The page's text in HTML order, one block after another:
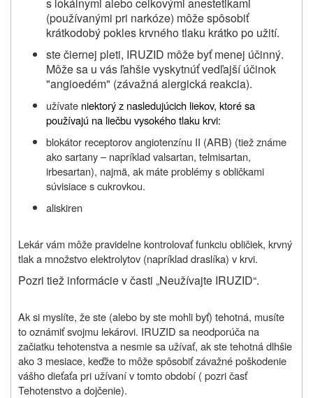
(používanými pri narkóze) môže spôsobiť
krátkodobý pokles krvného tlaku krátko po užití.
ste čiernej pleti, IRUZID môže byť menej účinný.
Môže sa u vás ľahšie vyskytnúť vedľajší účinok
"angioedém" (závažná alergická reakcia).
užívate niektorý z nasledujúcich liekov, ktoré sa
používajú na liečbu vysokého tlaku krvi:
blokátor receptorov angiotenzínu II (ARB) (tiež známe
ako sartany – napríklad valsartan, telmisartan,
irbesartan), najmä, ak máte problémy s obličkami
súvisiace s cukrovkou.
aliskiren
Lekár vám môže pravidelne kontrolovať funkciu obličiek, krvný
tlak a množstvo elektrolytov (napríklad draslíka) v krvi.
Pozri tiež informácie v časti „Neužívajte IRUZID“.
Ak si myslíte, že ste (alebo by ste mohli byť) tehotná, musíte
to oznámiť svojmu lekárovi. IRUZID sa neodporúča na
začiatku tehotenstva a nesmie sa užívať, ak ste tehotná dlhšie
ako 3 mesiace, keďže to môžespôsobiť závažné poškodenie
vášho dieťaťapri užívaní v tomto období ( pozri časť
Tehotenstvo a dojčenie).